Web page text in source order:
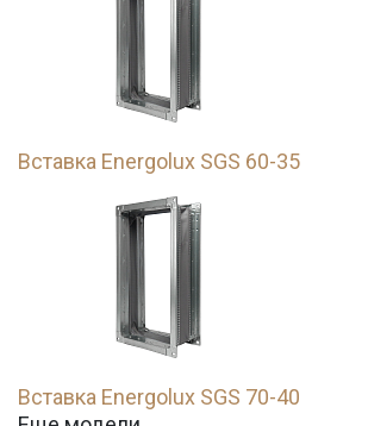
Вставка Energolux SGS 60-35
Вставка Energolux SGS 70-40